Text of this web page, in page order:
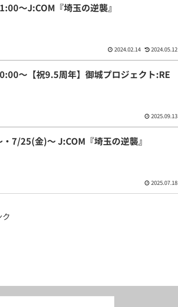
〜J:COM『埼玉の逆襲』
2024.02.14 2024.05.12
〜【祝9.5周年】御城プロジェクト:RE
2025.09.13
7/25(金)〜 J:COM『埼玉の逆襲』
2025.07.18